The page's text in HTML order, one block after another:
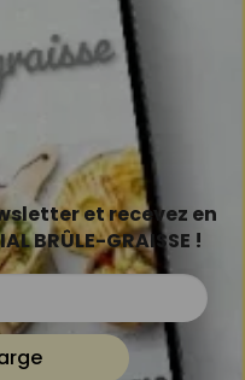
et recevez en
BRÛLE-GRAISSE !